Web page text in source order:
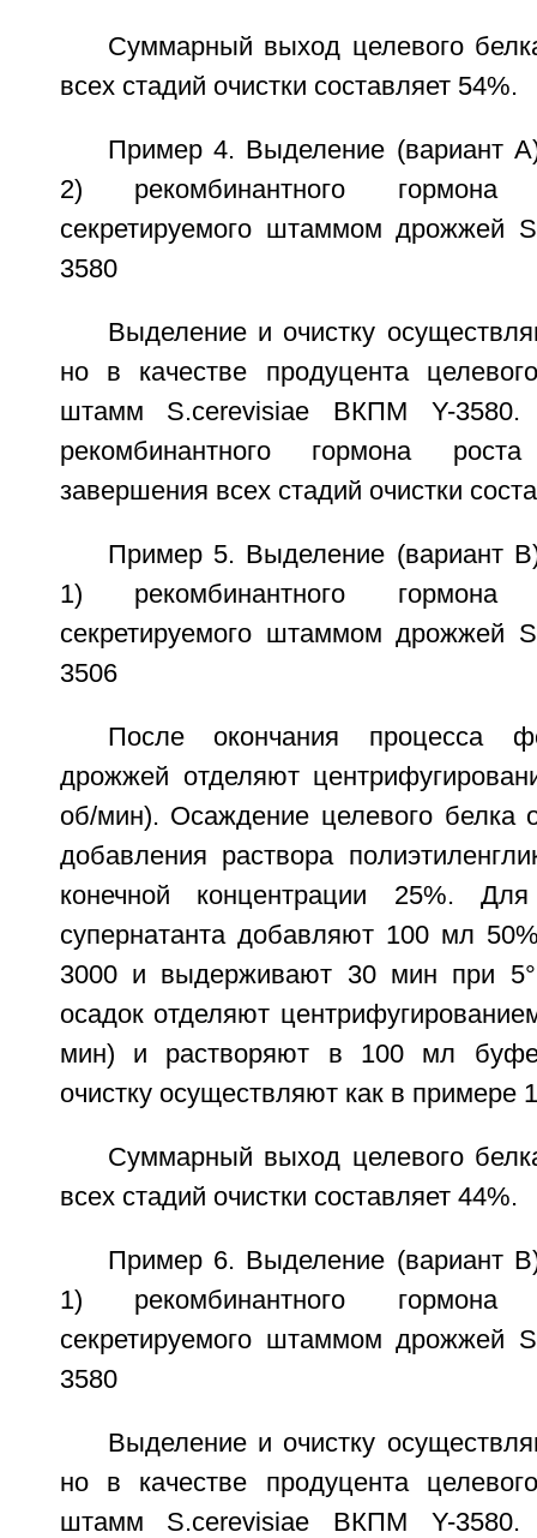
Суммарный выход целевого
всех стадий очистки составляет 54%.
Пример 4. Выделение (вариант
2) рекомбинантного гормона
секретируемого штаммом дрожжей
3580
Выделение и очистку
но в качестве продуцента
штамм S.cerevisiae ВКПМ Y-
рекомбинантного гормона
завершения всех стадий очистки
Пример 5. Выделение (вариант
1) рекомбинантного гормона
секретируемого штаммом дрожжей
3506
После окончания процесса
дрожжей отделяют
об/мин). Осаждение целевого белка
добавления раствора
конечной концентрации 25%.
супернатанта добавляют 100 мл
3000 и выдерживают 30 мин при
осадок отделяют
мин) и растворяют в 100 мл
очистку осуществляют как в примере
Суммарный выход целевого
всех стадий очистки составляет 44%.
Пример 6. Выделение (вариант
1) рекомбинантного гормона
секретируемого штаммом дрожжей
3580
Выделение и очистку
но в качестве продуцента
штамм S.cerevisiae ВКПМ Y-